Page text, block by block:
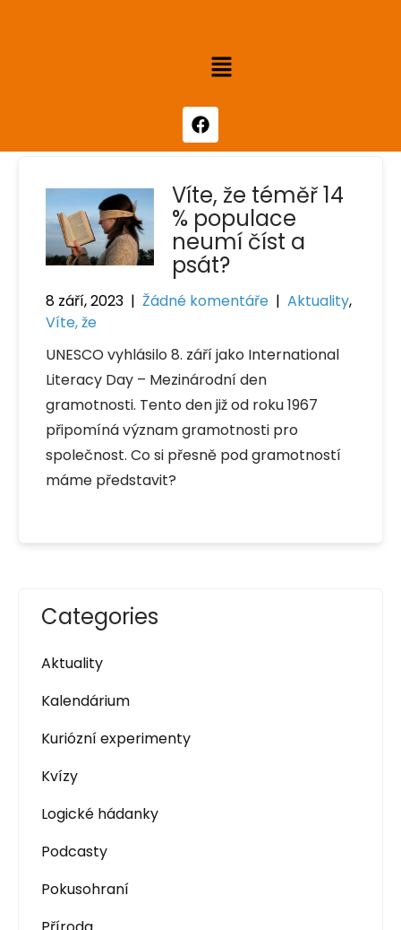
Víte, že téměř 14
% populace
neumí číst a
psát?
8 září, 2023 | Žádné komentáře | Aktuality,
Víte, že
UNESCO vyhlásilo 8. září jako International
Literacy Day – Mezinárodní den
gramotnosti. Tento den již od roku 1967
připomíná význam gramotnosti pro
společnost. Co si přesně pod gramotností
máme představit?
Categories
Aktuality
Kalendárium
Kuriózní experimenty
Kvízy
Logické hádanky
Podcasty
Pokusohraní